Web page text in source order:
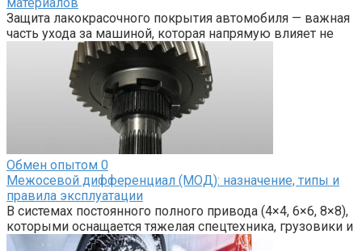
Защита лакокрасочного покрытия автомобиля — важная
часть ухода за машиной, которая напрямую влияет не
Обмен опытом 0
Межосевой дифференциал (МОД): назначение, типы и
правила эксплуатации
В системах постоянного полного привода (4×4, 6×6, 8×8),
которыми оснащается тяжелая спецтехника, грузовики и